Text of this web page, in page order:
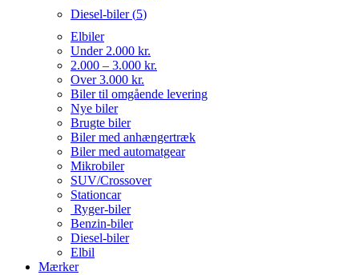
Diesel-biler (5)
Elbiler
Under 2.000 kr.
2.000 – 3.000 kr.
Over 3.000 kr.
Biler til omgående levering
Nye biler
Brugte biler
Biler med anhængertræk
Biler med automatgear
Mikrobiler
SUV/Crossover
Stationcar
Ryger-biler
Benzin-biler
Diesel-biler
Elbil
Mærker